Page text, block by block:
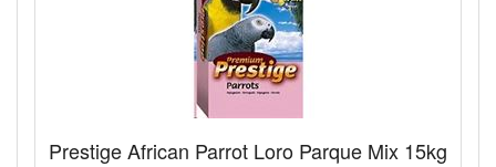
Prestige African Parrot Loro Parque Mix 15kg